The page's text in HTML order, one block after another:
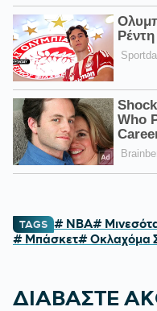
TAGS # NBA#
# Μπάσκετ# Οκλαχόμα
ΔΙΑΒΑΣΤΕ